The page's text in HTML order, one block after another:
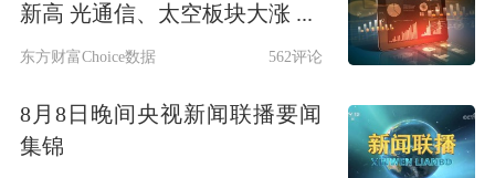
在个人用户层面，腾讯主打“零部署、
开箱即用”的轻量化体验解决方案。此
次新上线的自研全场景桌面智能体
WorkBuddy，能够完全兼容OpenClaw技
新高 光通信、太空板块大涨 ...
东方财富Choice数据 562评论
8月8日晚间央视新闻联播要闻
集锦